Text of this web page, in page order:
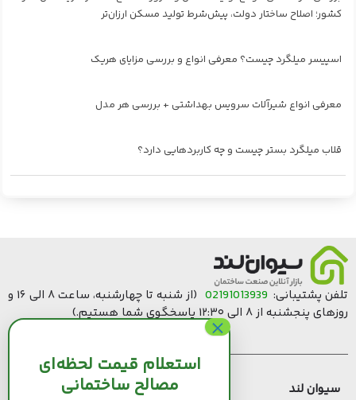
کشور؛ اصلاح ساختار دولت، پیش‌شرط تولید مسکن ارزان‌تر
اسپیسر میلگرد چیست؟ معرفی انواع و بررسی مزایای هریک
معرفی انواع شیرآلات سرویس بهداشتی + بررسی هر مدل
قلاب میلگرد بستر چیست و چه کاربردهایی دارد؟
تلفن پشتیبانی: 02191013939
(از شنبه تا چهارشنبه، ساعت ۸ الی ۱۶ و
روزهای پنجشنبه از ۸ الی ۱۲:۳۰ پاسخگوی شما هستیم.)
سیوان لند قیمت مصالح ساختمانی
استعلام قیمت لحظه‌ای
مصالح ساختمانی